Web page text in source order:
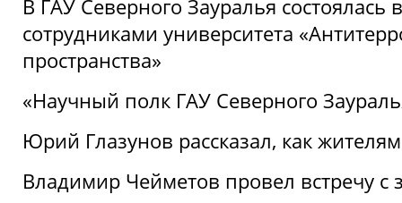
В ГАУ Северного Зауралья состоялась
сотрудниками университета
пространства»
«Научный полк ГАУ Северного
Юрий Глазунов рассказал, как
Владимир Чейметов провел встречу